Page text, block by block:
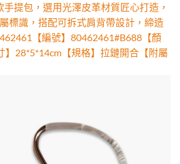
提包，選用光澤皮革材質匠心打造，
標識，搭配可拆式肩背帶設計，締造
【編號】80462461#B688【顏
】28*5*14cm【規格】拉鏈開合【附屬